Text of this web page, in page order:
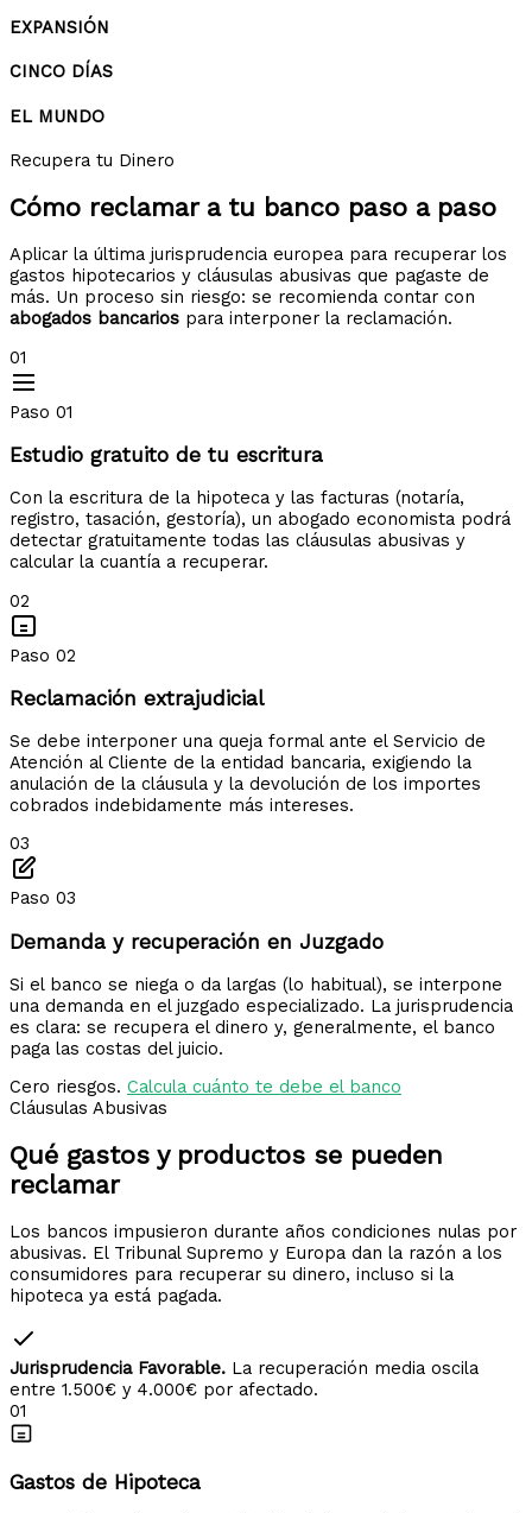
EXPANSIÓN
CINCO DÍAS
EL MUNDO
Recupera tu Dinero
Cómo reclamar a tu banco paso a paso
Aplicar la última jurisprudencia europea para recuperar los
gastos hipotecarios y cláusulas abusivas que pagaste de
más. Un proceso sin riesgo: se recomienda contar con
abogados bancarios para interponer la reclamación.
01
Paso 01
Estudio gratuito de tu escritura
Con la escritura de la hipoteca y las facturas (notaría,
registro, tasación, gestoría), un abogado economista podrá
detectar gratuitamente todas las cláusulas abusivas y
calcular la cuantía a recuperar.
02
Paso 02
Reclamación extrajudicial
Se debe interponer una queja formal ante el Servicio de
Atención al Cliente de la entidad bancaria, exigiendo la
anulación de la cláusula y la devolución de los importes
cobrados indebidamente más intereses.
03
Paso 03
Demanda y recuperación en Juzgado
Si el banco se niega o da largas (lo habitual), se interpone
una demanda en el juzgado especializado. La jurisprudencia
es clara: se recupera el dinero y, generalmente, el banco
paga las costas del juicio.
Cero riesgos. Calcula cuánto te debe el banco
Cláusulas Abusivas
Qué gastos y productos se pueden
reclamar
Los bancos impusieron durante años condiciones nulas por
abusivas. El Tribunal Supremo y Europa dan la razón a los
consumidores para recuperar su dinero, incluso si la
hipoteca ya está pagada.
Jurisprudencia Favorable. La recuperación media oscila
entre 1.500€ y 4.000€ por afectado.
01
Gastos de Hipoteca